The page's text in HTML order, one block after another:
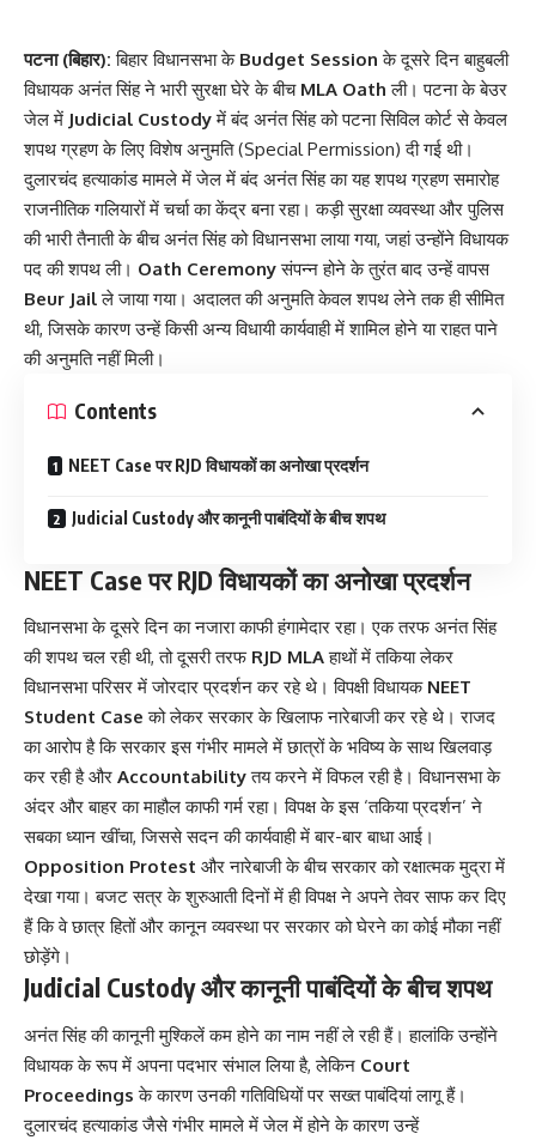
पटना (बिहार): बिहार विधानसभा के Budget Session के दूसरे दिन बाहुबली
विधायक अनंत सिंह ने भारी सुरक्षा घेरे के बीच MLA Oath ली। पटना के बेउर
जेल में Judicial Custodyमें बंद अनंत सिंह को पटना सिविल कोर्ट से केवल
शपथ ग्रहण के लिए विशेष अनुमति (Special Permission) दी गई थी।
दुलारचंद हत्याकांड मामले में जेल में बंद अनंत सिंह का यह शपथ ग्रहण समारोह
राजनीतिक गलियारों में चर्चा का केंद्र बना रहा। कड़ी सुरक्षा व्यवस्था और पुलिस
की भारी तैनाती के बीच अनंत सिंह को विधानसभा लाया गया, जहां उन्होंने विधायक
पद की शपथ ली। Oath Ceremonyसंपन्न होने के तुरंत बाद उन्हें वापस
Beur Jailले जाया गया। अदालत की अनुमति केवल शपथ लेने तक ही सीमित
थी, जिसके कारण उन्हें किसी अन्य विधायी कार्यवाही में शामिल होने या राहत पाने
की अनुमति नहीं मिली।
Contents
NEET Case पर RJD विधायकों का अनोखा प्रदर्शन
Judicial Custody और कानूनी पाबंदियों के बीच शपथ
NEET Case पर RJD विधायकों का अनोखा प्रदर्शन
विधानसभा के दूसरे दिन का नजारा काफी हंगामेदार रहा। एक तरफ अनंत सिंह
की शपथ चल रही थी, तो दूसरी तरफ RJD MLAहाथों में तकिया लेकर
विधानसभा परिसर में जोरदार प्रदर्शन कर रहे थे। विपक्षी विधायक NEET
Student Case को लेकर सरकार के खिलाफ नारेबाजी कर रहे थे। राजद
का आरोप है कि सरकार इस गंभीर मामले में छात्रों के भविष्य के साथ खिलवाड़
कर रही है और Accountabilityतय करने में विफल रही है। विधानसभा के
अंदर और बाहर का माहौल काफी गर्म रहा। विपक्ष के इस ‘तकिया प्रदर्शन’ ने
सबका ध्यान खींचा, जिससे सदन की कार्यवाही में बार-बार बाधा आई।
Opposition Protest और नारेबाजी के बीच सरकार को रक्षात्मक मुद्रा में
देखा गया। बजट सत्र के शुरुआती दिनों में ही विपक्ष ने अपने तेवर साफ कर दिए
हैं कि वे छात्र हितों और कानून व्यवस्था पर सरकार को घेरने का कोई मौका नहीं
छोड़ेंगे।
Judicial Custody और कानूनी पाबंदियों के बीच शपथ
अनंत सिंह की कानूनी मुश्किलें कम होने का नाम नहीं ले रही हैं। हालांकि उन्होंने
विधायक के रूप में अपना पदभार संभाल लिया है, लेकिन Court
Proceedings के कारण उनकी गतिविधियों पर सख्त पाबंदियां लागू हैं।
दुलारचंद हत्याकांड जैसे गंभीर मामले में जेल में होने के कारण उन्हें